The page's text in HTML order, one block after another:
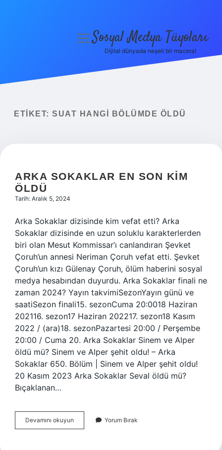
Yasal Uyarı
menüyüSosyal Medya Tüyoları
Dijital dünyada neşeli bir macera!
ETIKET: SUAT HANGI BÖLÜMDE ÖLDÜ
ARKA SOKAKLAR EN SON KIM
ÖLDÜ
Tarih: Aralık 5, 2024
Arka Sokaklar dizisinde kim vefat etti? Arka
Sokaklar dizisinde en uzun soluklu karakterlerden
biri olan Mesut Kommissar’ı canlandıran Şevket
Çoruh’un annesi Neriman Çoruh vefat etti. Şevket
Çoruh’un kızı Gülenay Çoruh, ölüm haberini sosyal
medya hesabından duyurdu. Arka Sokaklar finali ne
zaman 2024? Yayın takvimiSezonYayın günü ve
saatiSezon finali15. sezonCuma 20:0018 Haziran
202116. sezon17 Haziran 202217. sezon18 Kasım
2022 / (ara)18. sezonPazartesi 20:00 / Perşembe
20:00 / Cuma 20. Arka Sokaklar Sinem ve Alper
öldü mü? Sinem ve Alper şehit oldu! – Arka
Sokaklar 650. Bölüm | Sinem ve Alper şehit oldu!
20 Kasım 2023 Arka Sokaklar Seval öldü mü?
Bıçaklanan…
Devamını okuyun
Sokaklar
Yorum Bırak